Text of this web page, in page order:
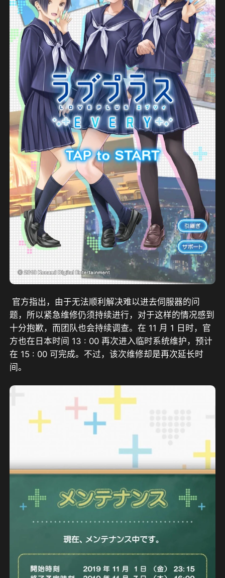
官方指出，由于无法顺利解决难以进去伺服器的问
题，所以紧急维修仍须持续进行，对于这样的情况感到
十分抱歉，而团队也会持续调查。在 11 月 1 日时，官
方也在日本时间 13 : 00 再次进入临时系统维护，预计
在 15 : 00 可完成。不过，该次维修却是再次延长时
间。